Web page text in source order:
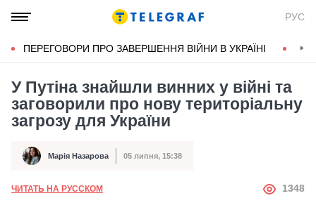
РУС
ПЕРЕГОВОРИ ПРО ЗАВЕРШЕННЯ ВІЙНИ В УКРАЇНІ
У Путіна знайшли винних у війні та
заговорили про нову територіальну
загрозу для України
Автор Марія Назарова
Дата публікації 05 липня, 15:38
ЧИТАТЬ НА РУССКОМ АВТОР
1348